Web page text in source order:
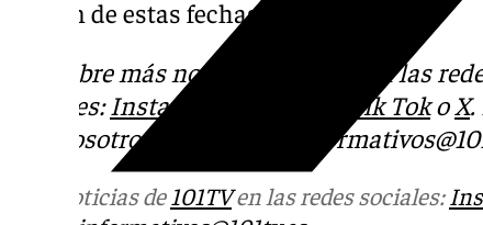
ilusión de estas fechas.
Descubre más noticias de 101Tv en las
sociales: Instagram Tik Toko X.
con nosotros en el correo
Más noticias de 101TVen las redes sociales: